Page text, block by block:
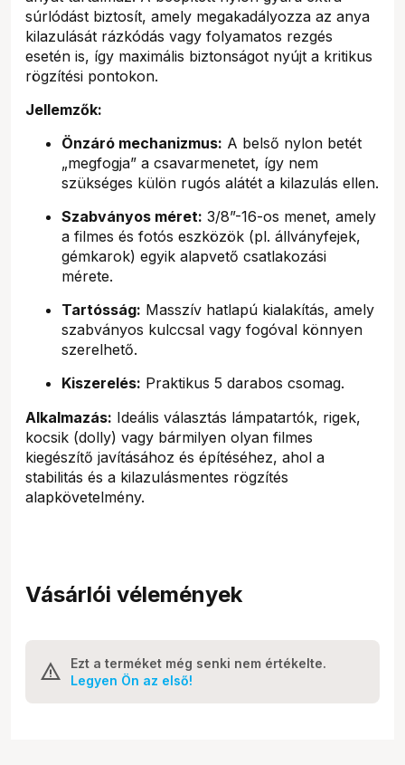
súrlódást biztosít, amely megakadályozza az anya
kilazulását rázkódás vagy folyamatos rezgés
esetén is, így maximális biztonságot nyújt a kritikus
rögzítési pontokon.
Jellemzők:
Önzáró mechanizmus: A belső nylon betét
„megfogja” a csavarmenetet, így nem
szükséges külön rugós alátét a kilazulás ellen.
Szabványos méret: 3/8”-16-os menet, amely
a filmes és fotós eszközök (pl. állványfejek,
gémkarok) egyik alapvető csatlakozási
mérete.
Tartósság: Masszív hatlapú kialakítás, amely
szabványos kulccsal vagy fogóval könnyen
szerelhető.
Kiszerelés: Praktikus 5 darabos csomag.
Alkalmazás: Ideális választás lámpatartók, rigek,
kocsik (dolly) vagy bármilyen olyan filmes
kiegészítő javításához és építéséhez, ahol a
stabilitás és a kilazulásmentes rögzítés
alapkövetelmény.
Vásárlói vélemények
Ezt a terméket még senki nem értékelte.
Legyen Ön az első!